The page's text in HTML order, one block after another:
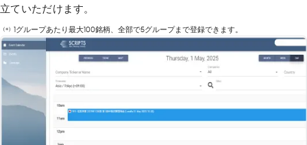
立ていただけます。
（※） 1グループあたり最大100銘柄、全部で5グループまで登録できます。